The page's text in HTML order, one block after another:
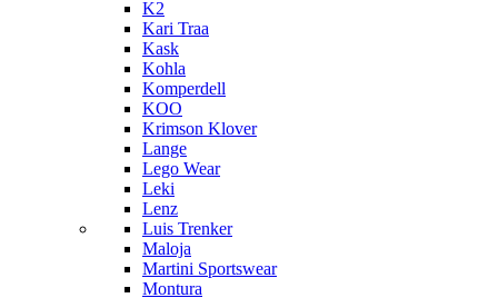
K2
Kari Traa
Kask
Kohla
Komperdell
KOO
Krimson Klover
Lange
Lego Wear
Leki
Lenz
Luis Trenker
Maloja
Martini Sportswear
Montura